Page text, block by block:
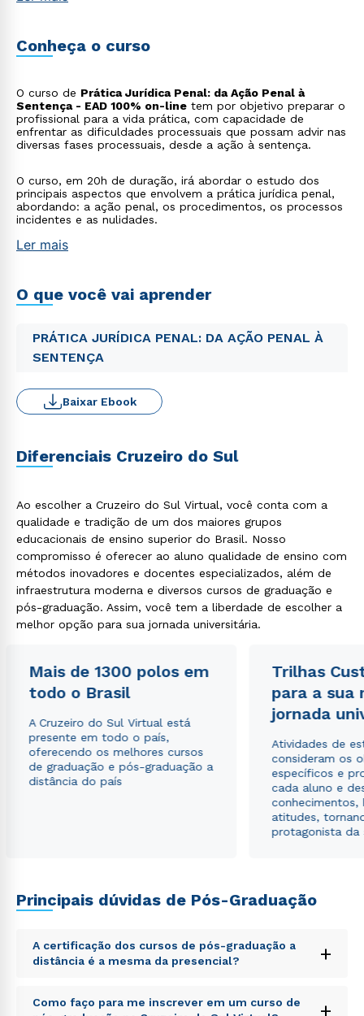
Conheça o curso
O curso de Prática Jurídica Penal: da Ação Penal à
Sentença - EAD 100% on-line tem por objetivo preparar o
profissional para a vida prática, com capacidade de
enfrentar as dificuldades processuais que possam advir nas
diversas fases processuais, desde a ação à sentença.
O curso, em 20h de duração, irá abordar o estudo dos
principais aspectos que envolvem a prática jurídica penal,
abordando: a ação penal, os procedimentos, os processos
incidentes e as nulidades.
Ler mais
O que você vai aprender
PRÁTICA JURÍDICA PENAL: DA AÇÃO PENAL À
SENTENÇA
Baixar Ebook
Diferenciais Cruzeiro do Sul
Ao escolher a Cruzeiro do Sul Virtual, você conta com a
qualidade e tradição de um dos maiores grupos
educacionais de ensino superior do Brasil. Nosso
compromisso é oferecer ao aluno qualidade de ensino com
métodos inovadores e docentes especializados, além de
infraestrutura moderna e diversos cursos de graduação e
pós-graduação. Assim, você tem a liberdade de escolher a
melhor opção para sua jornada universitária.
Mais de 1300 polos em
todo o Brasil
A Cruzeiro do Sul Virtual está
presente em todo o país,
oferecendo os melhores cursos
de graduação e pós-graduação a
distância do país
Trilhas
para a sua
jornada
Atividades de
consideram os
específicos e
cada aluno e
conhecimentos,
atitudes,
protagonista da
Principais dúvidas de Pós-Graduação
A certificação dos cursos de pós-graduação a
distância é a mesma da presencial?
+
Sed ut perspiciatis unde omnis iste natus error sit
voluptatem accusantium doloremque laudantium,
Como faço para me inscrever em um curso de
+
WhatsApp
envio de conteúdos da Cruzeiro do Sul.